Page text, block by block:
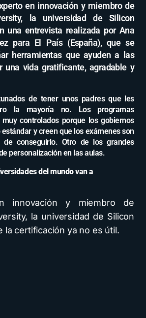
en innovación y miembro de
la universidad de Silicon
una entrevista realizada por Ana
para El País (España), que se
herramientas que ayuden a las
una vida gratificante, agradable y
de tener unos padres que les
la mayoría no. Los programas
controlados porque los gobiernos
y creen que los exámenes son
conseguirlo. Otro de los grandes
personalización en las aulas.
del mundo van a
innovación y miembro de
la universidad de Silicon
la certificación ya no es útil.